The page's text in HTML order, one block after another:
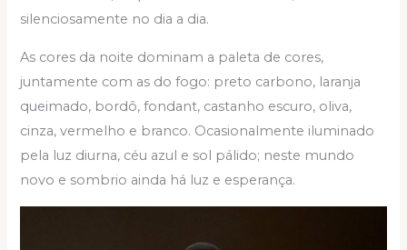
silenciosamente no dia a dia.
As cores da noite dominam a paleta de cores,
juntamente com as do fogo: preto carbono, laranja
queimado, bordô, fondant, castanho escuro, oliva,
cinza, vermelho e branco. Ocasionalmente iluminado
pela luz diurna, céu azul e sol pálido; neste mundo
novo e sombrio ainda há luz e esperança.